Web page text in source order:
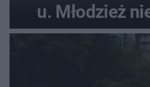
u. Młodzież